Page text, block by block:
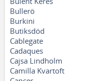
Bullerö
Burkini
Butiksdöd
Cablegate
Cadaques
Cajsa Lindholm
Camilla Kvartoft